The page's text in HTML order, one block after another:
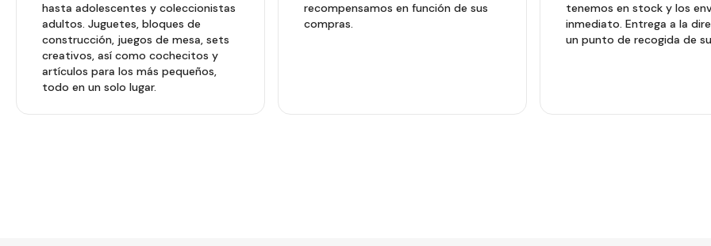
hasta adolescentes y coleccionistas
adultos. Juguetes, bloques de
construcción, juegos de mesa, sets
creativos, así como cochecitos y
artículos para los más pequeños,
todo en un solo lugar.
recompensamos en función de sus
compras.
tenemos en stock y los
inmediato. Entrega a la
un punto de recogida de